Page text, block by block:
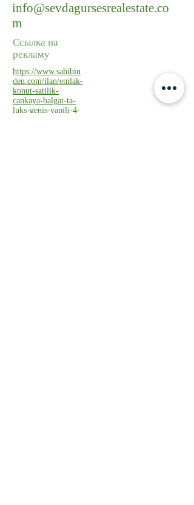
info@sevdagursesrealestate.co
m
Ссылка на
рекламу
https://www.sahibin
den.com/ilan/emlak-
konut-satilik-
cankaya-balgat-ta-
luks-genis-yapili-4-